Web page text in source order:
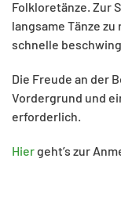
Folkloretänze. Zur
langsame Tänze
schnelle
Die Freude an der
Vordergrund und
erforderlich.
Hiergeht’s zur